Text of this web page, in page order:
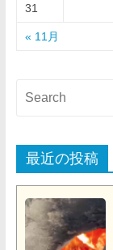
« 11月
31
最近の投稿